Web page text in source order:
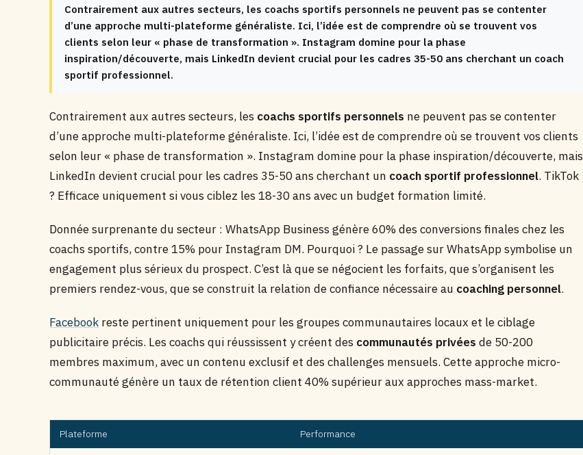
Contrairement aux autres secteurs, les coachs sportifs personnels ne peuvent pas se contenter
d’une approche multi-plateforme généraliste. Ici, l’idée est de comprendre où se trouvent vos
clients selon leur « phase de transformation ». Instagram domine pour la phase
inspiration/découverte, mais LinkedIn devient crucial pour les cadres 35-50 ans cherchant un coach
sportif professionnel.
Contrairement aux autres secteurs, les coachs sportifs personnels ne peuvent pas se contenter
d’une approche multi-plateforme généraliste. Ici, l’idée est de comprendre où se trouvent vos clients
selon leur « phase de transformation ». Instagram domine pour la phase inspiration/découverte, mais
LinkedIn devient crucial pour les cadres 35-50 ans cherchant un coach sportif professionnel. TikTok
? Efficace uniquement si vous ciblez les 18-30 ans avec un budget formation limité.
Donnée surprenante du secteur : WhatsApp Business génère 60% des conversions finales chez les
coachs sportifs, contre 15% pour Instagram DM. Pourquoi ? Le passage sur WhatsApp symbolise un
engagement plus sérieux du prospect. C’est là que se négocient les forfaits, que s’organisent les
premiers rendez-vous, que se construit la relation de confiance nécessaire au coaching personnel.
Facebook reste pertinent uniquement pour les groupes communautaires locaux et le ciblage
publicitaire précis. Les coachs qui réussissent y créent des communautés privées de 50-200
membres maximum, avec un contenu exclusif et des challenges mensuels. Cette approche micro-
communauté génère un taux de rétention client 40% supérieur aux approches mass-market.
Plateforme Performance